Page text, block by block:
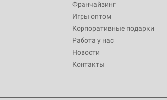
Франчайзинг
Игры оптом
Корпоративные подарки
Работа у нас
Новости
Контакты